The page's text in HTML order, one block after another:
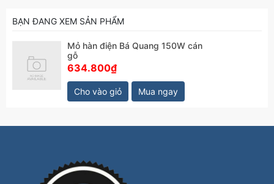
BẠN ĐANG XEM SẢN PHẨM
Mỏ hàn điện Bá Quang 150W cán
gỗ
634.800₫
Cho vào giỏ Mua ngay